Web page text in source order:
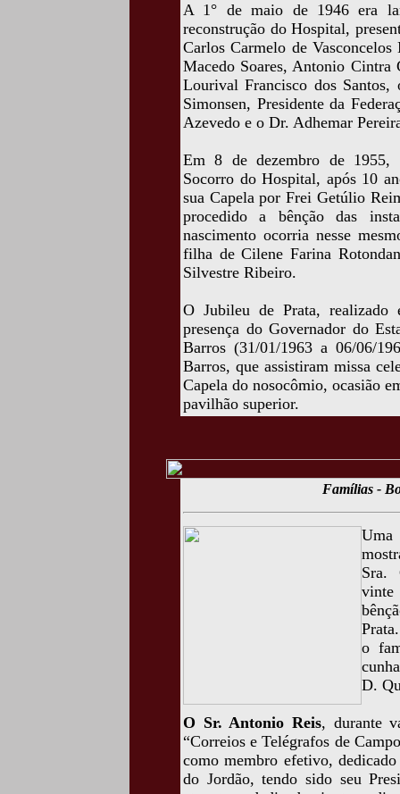
A 1° de maio de 1946 era
reconstrução do Hospital,
Carlos Carmelo de
Macedo Soares, Antonio Cintra
Lourival Francisco dos
Simonsen, Presidente da
Azevedo e o Dr. Adhemar
Em 8 de dezembro de 1955,
Socorro do Hospital, após 10
sua Capela por Frei Getúlio
procedido a bênção das
nascimento ocorria nesse
filha de Cilene Farina
Silvestre Ribeiro.
O Jubileu de Prata,
presença do Governador do
Barros (31/01/1963 a 06/06/
Barros, que assistiram missa
Capela do nosocômio, ocasião
pavilhão superior.
Famílias -
Uma
Sra.
vinte
o
D.
O Sr. Antonio Reis, durante
“Correios e Telégrafos de
como membro efetivo,
do Jordão, tendo sido seu